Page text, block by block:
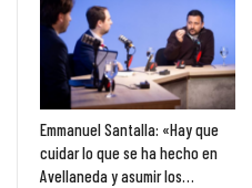
Emmanuel Santalla: «Hay que
cuidar lo que se ha hecho en
Avellaneda y asumir los…